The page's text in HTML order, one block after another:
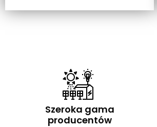
Szeroka gama
producentów